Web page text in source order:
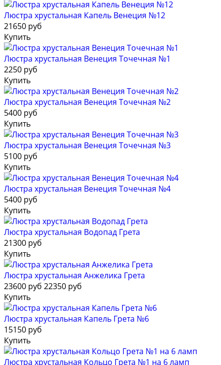
Люстра хрустальная Капель Венеция №12
21650 руб
Купить
Люстра хрустальная Венеция Точечная №1
2250 руб
Купить
Люстра хрустальная Венеция Точечная №2
5400 руб
Купить
Люстра хрустальная Венеция Точечная №3
5100 руб
Купить
Люстра хрустальная Венеция Точечная №4
5400 руб
Купить
Люстра хрустальная Водопад Грета
21300 руб
Купить
Люстра хрустальная Анжелика Грета
23600 руб 22350 руб
Купить
Люстра хрустальная Капель Грета №6
15150 руб
Купить
Люстра хрустальная Кольцо Грета №1 на 6 ламп